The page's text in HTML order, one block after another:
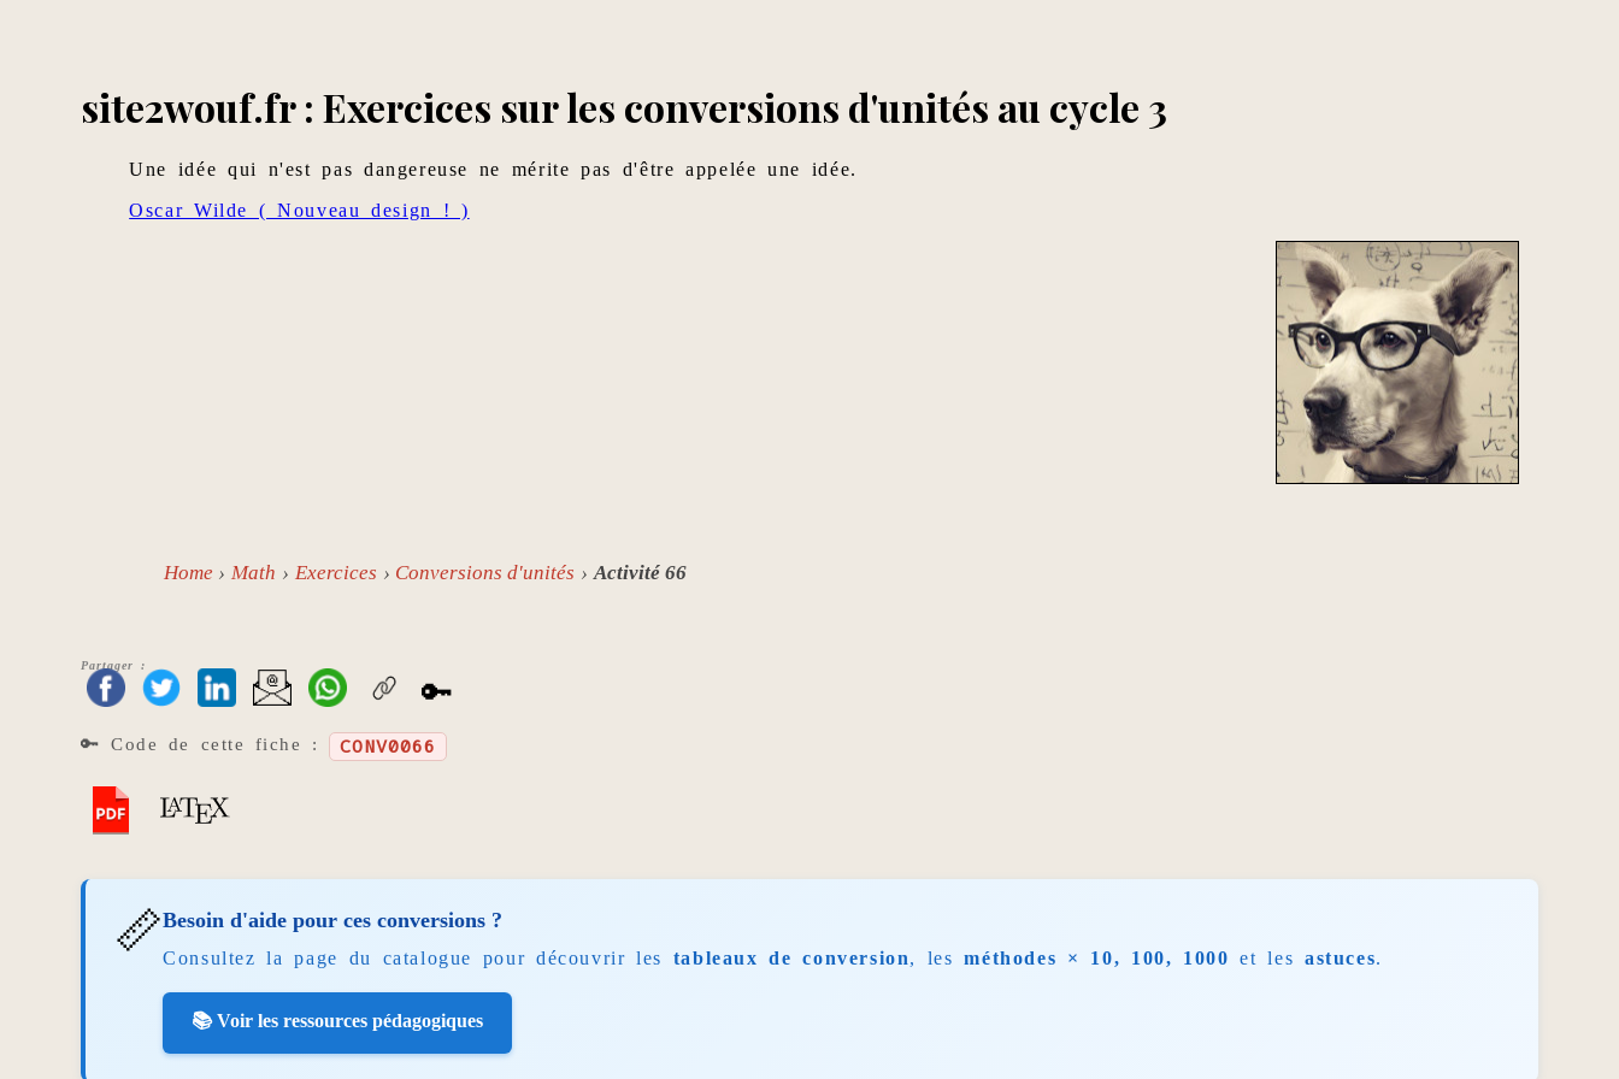
site2wouf.fr : Exercices sur les conversions d'unités au cycle 3
Une idée qui n'est pas dangereuse ne mérite pas d'être appelée une idée.
Oscar Wilde ( Nouveau design ! )
Home Math Exercices Conversions d'unités Activité 66
Partager :
🔑
🔑 Code de cette fiche : CONV0066
📏Besoin d'aide pour ces conversions ?
Consultez la page du catalogue pour découvrir les tableaux de conversion, lesméthodes × 10, 100, 1000 et lesastuces.
📚 Voir les ressources pédagogiques